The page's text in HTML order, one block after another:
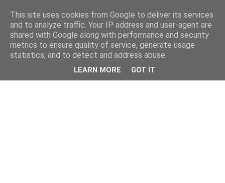
This site uses cookies from Google to deliver its services
and to analyze traffic. Your IP address and user-agent are
shared with Google along with performance and security
metrics to ensure quality of service, generate usage
statistics, and to detect and address abuse.
LEARN MORE GOT IT